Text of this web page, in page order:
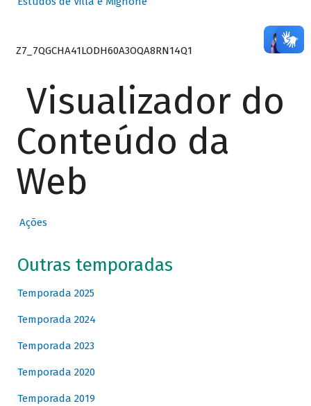
Z7_7QGCHA41LODH60A3OQA8RN14Q1
Visualizador do
Conteúdo da
Web
Ações
Outras temporadas
Temporada 2025
Temporada 2024
Temporada 2023
Temporada 2020
Temporada 2019